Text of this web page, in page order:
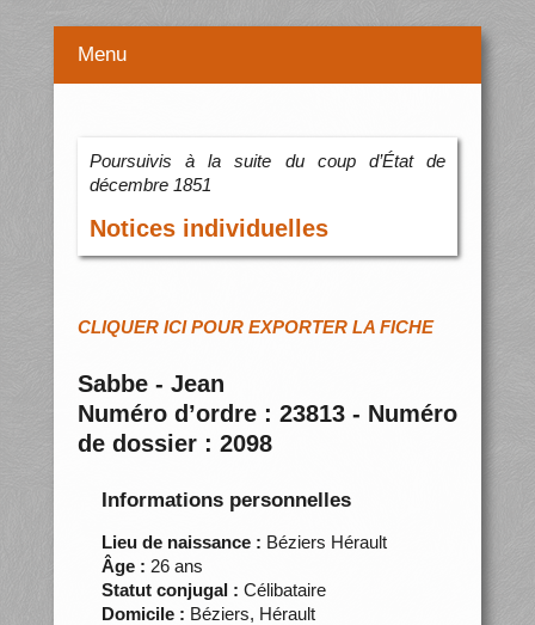
Menu
Poursuivis à la suite du coup d’État de
décembre 1851
Notices individuelles
CLIQUER ICI POUR EXPORTER LA FICHE
Sabbe - Jean
Numéro d’ordre : 23813 - Numéro
de dossier : 2098
Informations personnelles
Lieu de naissance : Béziers Hérault
Âge : 26 ans
Statut conjugal : Célibataire
Domicile : Béziers, Hérault